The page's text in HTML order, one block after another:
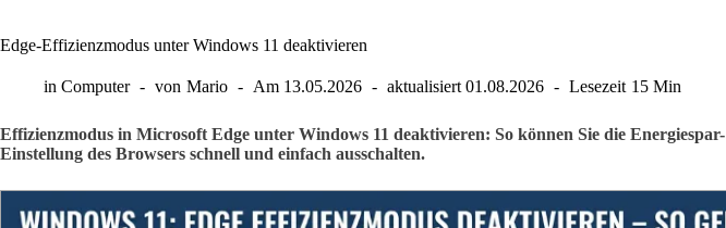
Edge-Effizienzmodus unter Windows 11 deaktivieren
in Computer von Mario Am 13.05.2026 aktualisiert 01.08.2026 Lesezeit 15 Min
Effizienzmodus in Microsoft Edge unter Windows 11 deaktivieren: So können Sie die Energiespar-
Einstellung des Browsers schnell und einfach ausschalten.